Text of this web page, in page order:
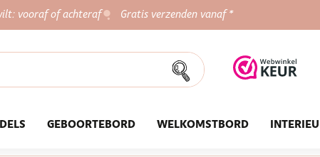
vooraf of achteraf Gratis verzenden vanaf *
GEBOORTEBORD WELKOMSTBORD